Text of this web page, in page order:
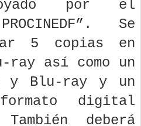
por el
Se
5 copias en
ray así como un
y Blu-ray y un
digital
También deberá